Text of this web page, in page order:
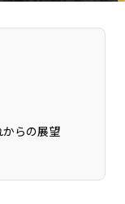
らの展望